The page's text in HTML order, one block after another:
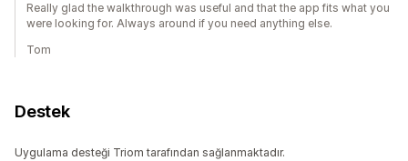
Really glad the walkthrough was useful and that the app fits what you
were looking for. Always around if you need anything else.
Tom
Destek
Uygulama desteği Triom tarafından sağlanmaktadır.